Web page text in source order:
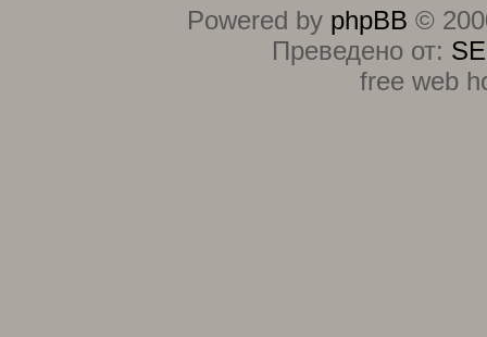
Powered by phpBB ©
Преведено от:
free web